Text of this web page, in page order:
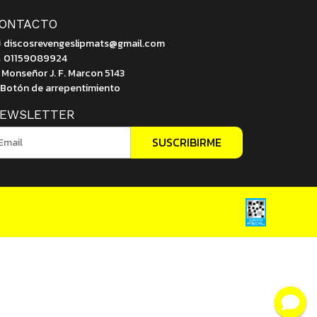
discosrevengeslipmats@gmail.com
01159089924
Monseñor J. F. Marcon 5143
de arrepentimiento
SUSCRIBIRME